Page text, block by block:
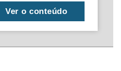
Ver o conteúdo